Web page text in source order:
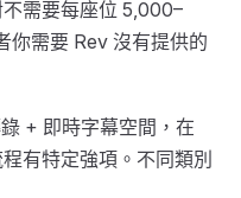
需要每座位 5,000–
你需要 Rev 沒有提供的
+ 即時字幕空間，在
有特定強項。不同類別